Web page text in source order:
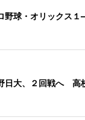
野球・オリックス
日大、２回戦へ 高